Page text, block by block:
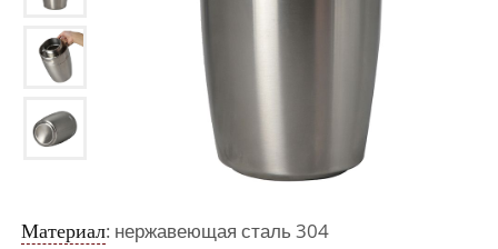
Материал: нержавеющая сталь 304